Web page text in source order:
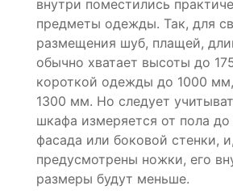
внутри поместились
предметы одежды. Так, для
размещения шуб, плащей,
обычно хватает высоты до
короткой одежды до 1000
1300 мм. Но следует
шкафа измеряется от пола до
фасада или боковой стенки,
предусмотрены ножки, его
размеры будут меньше.